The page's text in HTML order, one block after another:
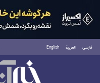
فارسی العربية English
شنبه ۱۷ مرداد ۱۴۰۵